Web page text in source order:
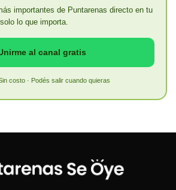
importantes de Puntarenas directo en tu
lo que importa.
al canal gratis
costo · Podés salir cuando quieras